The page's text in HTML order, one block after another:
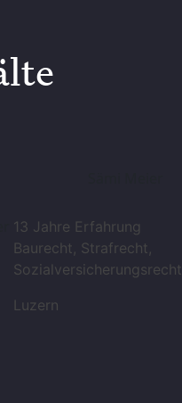
13 Jahre Erfahrung
Baurecht, Strafrecht,
Sozialversicherungsrecht
Luzern